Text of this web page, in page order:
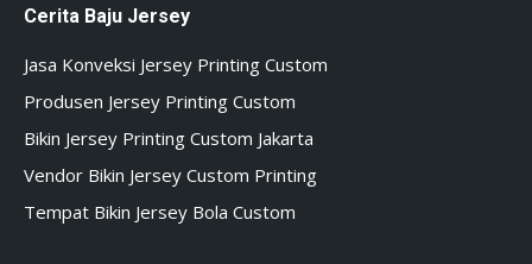
Cerita Baju Jersey
Jasa Konveksi Jersey Printing Custom
Produsen Jersey Printing Custom
Bikin Jersey Printing Custom Jakarta
Vendor Bikin Jersey Custom Printing
Tempat Bikin Jersey Bola Custom